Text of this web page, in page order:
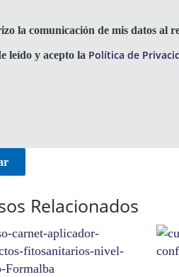
la comunicación de mis datos al
leído y acepto la Política de
Relacionados